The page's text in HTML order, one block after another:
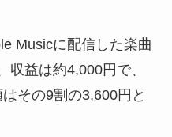
Musicに配信した楽曲
収益は約4,000円で、
その9割の3,600円と